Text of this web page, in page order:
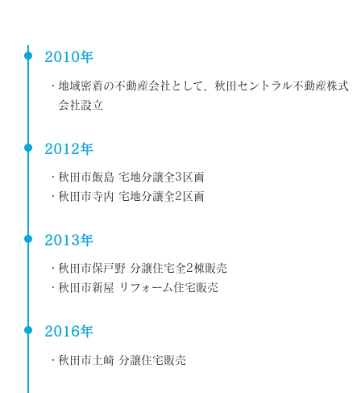
2010年
地域密着の不動産会社として、秋田セントラル不動産株式
会社設立
2012年
秋田市飯島 宅地分譲全3区画
秋田市寺内 宅地分讓全2区画
2013年
秋田市保戸野 分譲住宅全2棟販売
秋田市新屋 リフォーム住宅販売
2016年
秋田市土崎 分譲住宅販売